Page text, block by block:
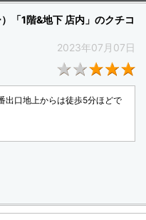
「1階&地下 店内」のクチコ
2023年07月07日
出口地上からは徒歩5分ほどで